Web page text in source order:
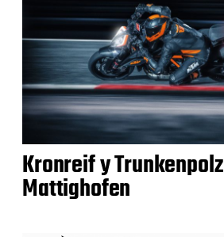
Kronreif y Trunkenpolz
Mattighofen